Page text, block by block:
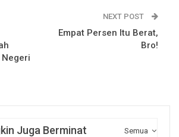
Negeri
NEXT POST
Empat Persen Itu Berat,
Bro!
Semua
Juga Berminat